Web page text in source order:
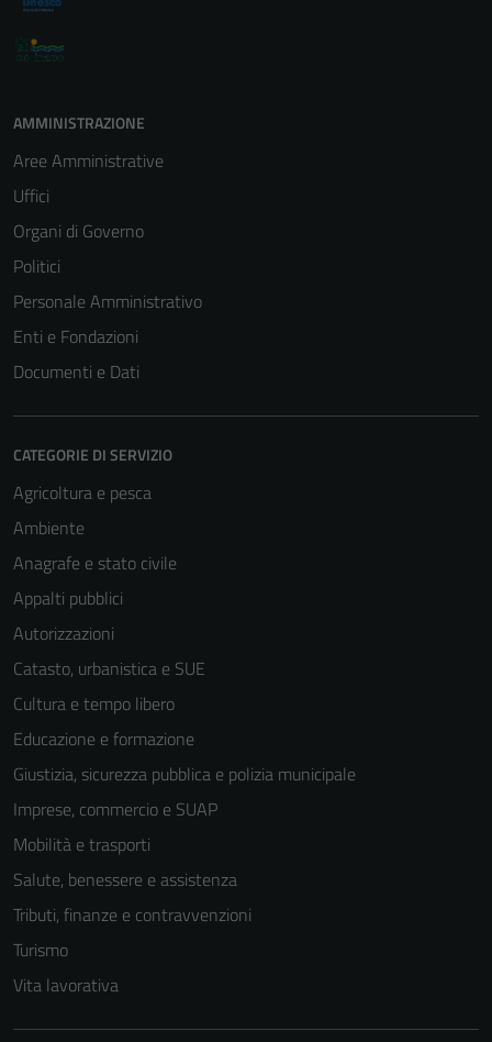
AMMINISTRAZIONE
Aree Amministrative
Uffici
Organi di Governo
Politici
Personale Amministrativo
Enti e Fondazioni
Documenti e Dati
CATEGORIE DI SERVIZIO
Agricoltura e pesca
Ambiente
Anagrafe e stato civile
Appalti pubblici
Autorizzazioni
Catasto, urbanistica e SUE
Cultura e tempo libero
Educazione e formazione
Giustizia, sicurezza pubblica e polizia municipale
Imprese, commercio e SUAP
Mobilità e trasporti
Salute, benessere e assistenza
Tributi, finanze e contravvenzioni
Turismo
Vita lavorativa
personali.